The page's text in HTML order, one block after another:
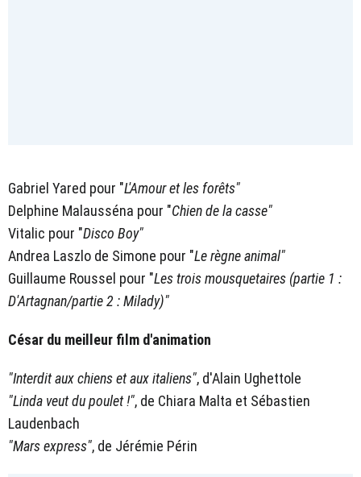
Gabriel Yared pour "L'Amour et les forêts"
Delphine Malausséna pour "Chien de la casse"
Vitalic pour "Disco Boy"
Andrea Laszlo de Simone pour "Le règne animal"
Guillaume Roussel pour "Les trois mousquetaires (partie 1 :
D'Artagnan/partie 2 : Milady)"
César du meilleur film d'animation
"Interdit aux chiens et aux italiens", d'Alain Ughettole
"Linda veut du poulet !", de Chiara Malta et Sébastien
Laudenbach
"Mars express", de Jérémie Périn